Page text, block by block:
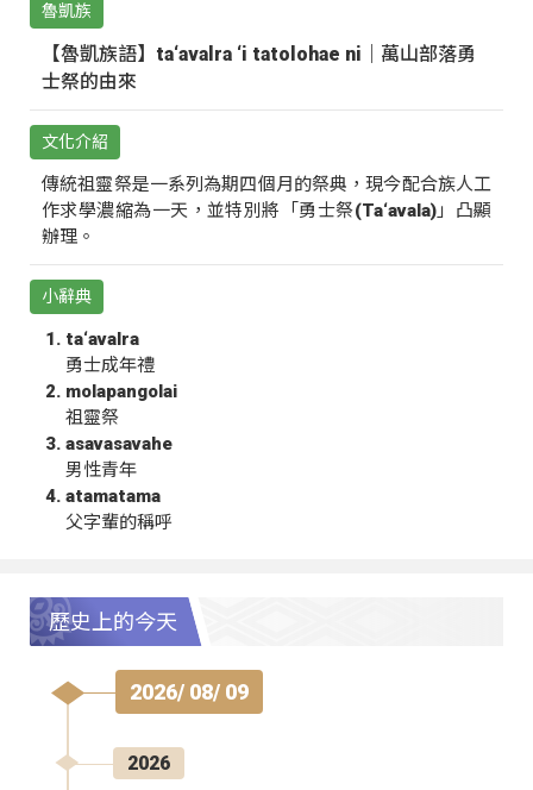
魯凱族
【魯凱族語】ta‘avalra ‘i tatolohae ni｜萬山部落勇
士祭的由來
文化介紹
傳統祖靈祭是一系列為期四個月的祭典，現今配合族人工
作求學濃縮為一天，並特別將「勇士祭(Ta‘avala)」凸顯
辦理。
小辭典
ta‘avalra
勇士成年禮
molapangolai
祖靈祭
asavasavahe
男性青年
atamatama
父字輩的稱呼
歷史上的今天
2026/ 08/ 09
2026